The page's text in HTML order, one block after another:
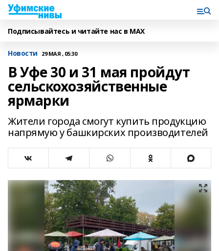
Подписывайтесь и читайте нас в MAX
Новости 29 МАЯ , 05:30
В Уфе 30 и 31 мая пройдут
сельскохозяйственные
ярмарки
Жители города смогут купить продукцию
напрямую у башкирских производителей